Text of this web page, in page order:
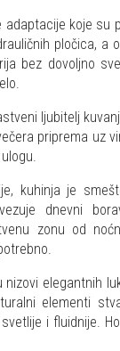
koje su
pločica, a
bez dovoljno
ljubitelj
priprema uz
kuhinja je
dnevni
zonu od
elegantnih
elementi
i fluidnije.